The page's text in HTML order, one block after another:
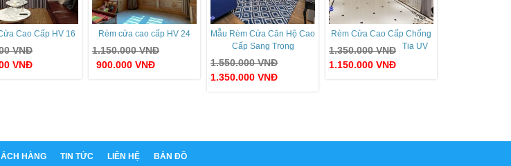
Cao Cấp HV 16
VNĐ
VNĐ
Rèm cửa cao cấp HV 24
1.150.000VNĐ
900.000 VNĐ
Mẫu Rèm Cửa Căn Hộ Cao
Cấp Sang Trọng
1.550.000VNĐ
1.350.000 VNĐ
Rèm Cửa Cao Cấp Chống
Tia UV
1.350.000VNĐ
1.150.000 VNĐ
HÀNG TIN TỨC LIÊN HỆ BẢN ĐỒ